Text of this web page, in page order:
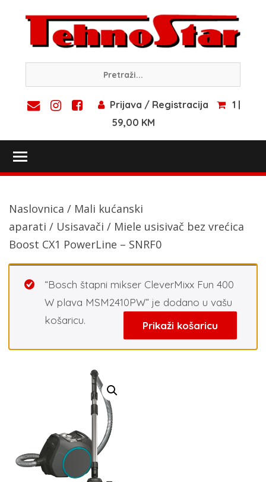
content
Prijava / Registracija
1 |
59,00 KM
Naslovnica / Mali kućanski
aparati / Usisavači / Miele usisivač bez vrećica
Boost CX1 PowerLine – SNRF0
“Bosch štapni mikser CleverMixx Fun 400
W plava MSM2410PW” je dodano u vašu
košaricu.
Prikaži košaricu